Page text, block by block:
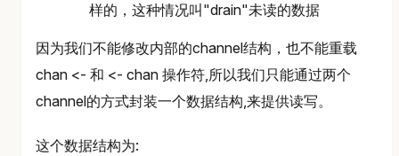
样的，这种情况叫"drain"未读的数据
因为我们不能修改内部的channel结构，也不能重载
chan <- 和 <- chan 操作符,所以我们只能通过两个
channel的方式封装一个数据结构,来提供读写。
这个数据结构为: